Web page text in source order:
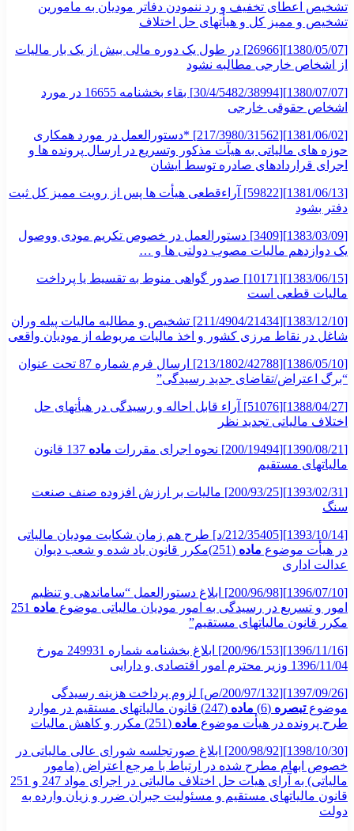
تشخیص اعطای تخفیف و رد ننمودن دفاتر مودیان به مامورین
تشخیص و ممیز کل و هیأتهای حل اختلاف
[1380/05/07][26966] در طول یک دوره مالی بیش از یک بار مالیات
از اشخاص خارجی مطالبه نشود
[1380/07/07][30/4/5482/38994] بقاء بخشنامه 16655 در مورد
اشخاص حقوقی خارجی
[1381/06/02][217/3980/31562] *دستورالعمل در مورد همکاری
حوزه های مالیاتی به هیآت مذکور وتسریع در ارسال پرونده ها و
اجرای قراردادهای صادره توسط ایشان
[1381/06/13][59822] آراءقطعی هیأت ها پس از رویت ممیز کل ثبت
دفتر بشود
[1383/03/09][3409] دستورالعمل در خصوص تکریم مودی ووصول
یک دوازدهم مالیات مصوب دولتی ها و …
[1383/06/15][10171] صدور گواهی منوط به تقسیط یا پرداخت
مالیات قطعی است
[1383/12/10][211/4904/21434] تشخیص و مطالبه مالیات پیله وران
شاغل در نقاط مرزی کشور و اخذ مالیات مربوطه از مودیان واقعی
[1386/05/10][213/1802/42788] ارسال فرم شماره 87 تحت عنوان
“برگ اعتراض/تقاضای جدید رسیدگی”
[1388/04/27][51076] آراء قابل احاله و رسیدگی در هیأتهای حل
اختلاف مالیاتی تجدید نظر
[1390/08/21][200/19494] نحوه اجرای مقررات ماده
137 قانون
مالیاتهای مستقیم
[1393/02/31][200/93/25] مالیات بر ارزش افزوده صنف صنعت
سنگ
[1393/10/14][212/35405/د] طرح هم زمان شکایت مودیان مالیاتی
در هیأت موضوع ماده
(251)مکرر قانون یاد شده و شعب دیوان
عدالت اداری
[1396/07/10][200/96/98] ابلاغ دستورالعمل “ساماندهی و تنظیم
امور و تسریع در رسیدگی به امور مودیان مالیاتی موضوع ماده 251
مکرر قانون مالیاتهای مستقیم”
[1396/11/16][200/96/153] ابلاغ بخشنامه شماره 249931 مورخ
1396/11/04 وزیر محترم امور اقتصادی و دارایی
[1397/09/26][200/97/132/ص] لزوم پرداخت هزینه رسیدگی
موضوعتبصره (6) ماده
(247) قانون مالیات­های مستقیم در موارد
طرح پرونده در هیأت موضوع ماده (251) مکرر و کاهش مالیات
[1398/10/30][200/98/92] ابلاغ صورتجلسه شورای عالی مالیاتی در
خصوص ابهام مطرح شده در ارتباط با مرجع اعتراض (مامور
مالیاتی) به آرای هیات حل اختلاف مالیاتی در اجرای مواد 247 و 251
قانون مالیاتهای مستقیم و مسئولیت جبران ضرر و زیان وارده به
دولت